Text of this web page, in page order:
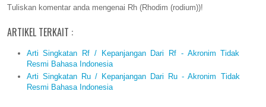
Tuliskan komentar anda mengenai Rh (Rhodim (rodium))!
ARTIKEL TERKAIT :
Arti Singkatan Rf / Kepanjangan Dari Rf - Akronim Tidak
Resmi Bahasa Indonesia
Arti Singkatan Ru / Kepanjangan Dari Ru - Akronim Tidak
Resmi Bahasa Indonesia